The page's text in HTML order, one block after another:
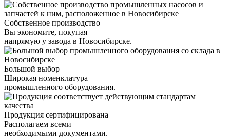
Собственное производство
Вы экономите, покупая
напрямую у завода в Новосибирске.
Большой выбор
Широкая номенклатура
промышленного оборудования.
Продукция сертифицирована
Располагаем всеми
необходимыми документами.